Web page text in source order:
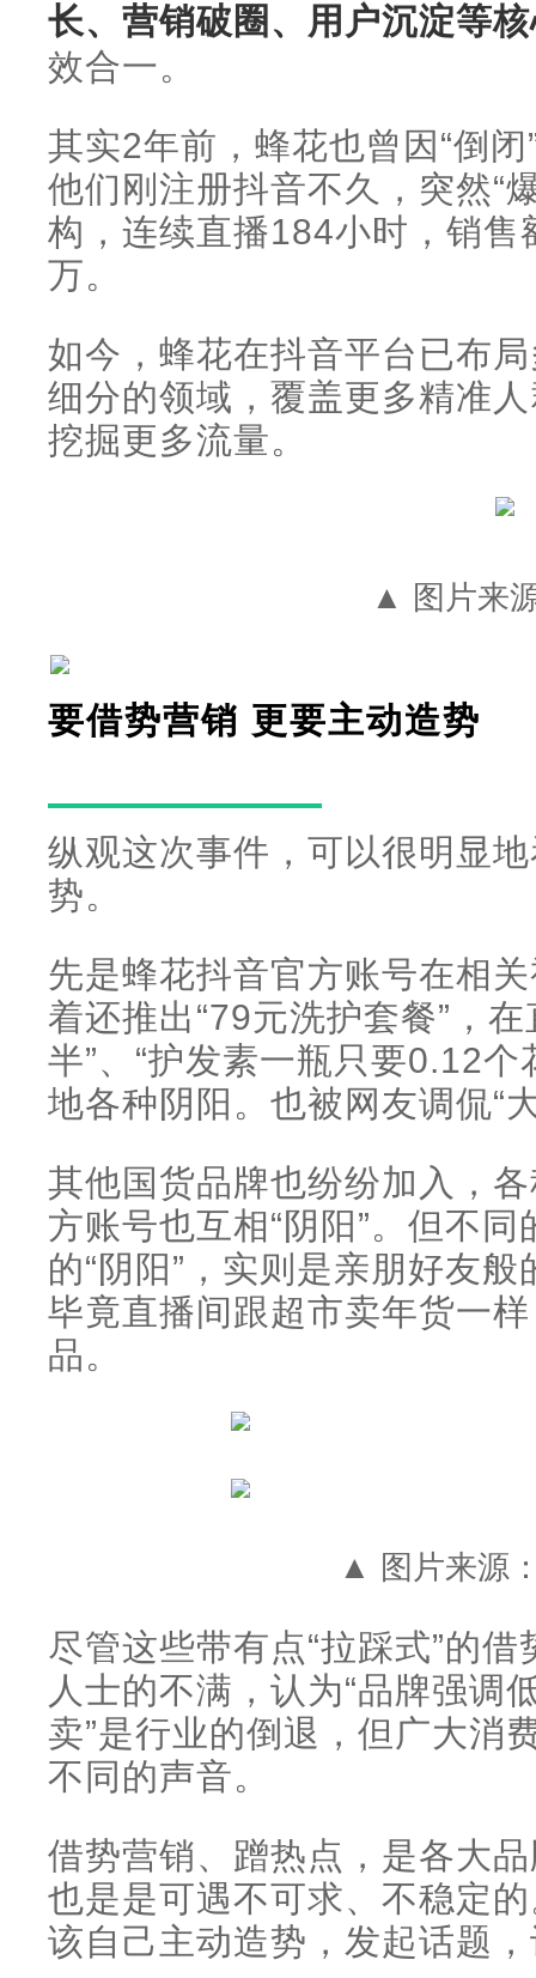
长、营销破圈、用户沉淀等
效合一。
其实2年前，蜂花也曾因“倒
他们刚注册抖音不久，突然“
构，连续直播184小时，销
万。
如今，蜂花在抖音平台已布
细分的领域，覆盖更多精准
挖掘更多流量。
▲ 图片来
要借势营销 更要主动造势
纵观这次事件，可以很明显
势。
先是蜂花抖音官方账号在相
着还推出“79元洗护套餐”，
半”、“护发素一瓶只要0.12
地各种阴阳。也被网友调侃“
其他国货品牌也纷纷加入，
方账号也互相“阴阳”。但不
的“阴阳”，实则是亲朋好友
毕竟直播间跟超市卖年货一
品。
▲ 图片来源
尽管这些带有点“拉踩式”的
人士的不满，认为“品牌强调
卖”是行业的倒退，但广大消
不同的声音。
借势营销、蹭热点，是各大
也是是可遇不可求、不稳定
该自己主动造势，发起话题